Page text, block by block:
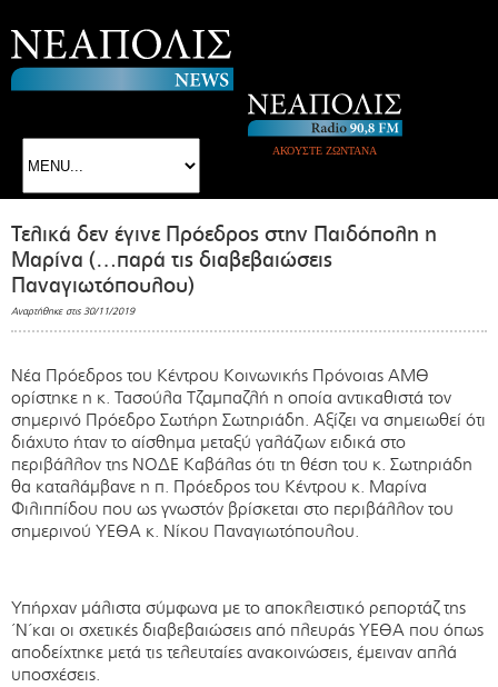
ΑΚΟΥΣΤΕ ΖΩΝΤΑΝΑ
Τελικά δεν έγινε Πρόεδρος στην Παιδόπολη η
Μαρίνα (…παρά τις διαβεβαιώσεις
Παναγιωτόπουλου)
Αναρτήθηκε στις 30/11/2019
Νέα Πρόεδρος του Κέντρου Κοινωνικής Πρόνοιας ΑΜΘ
ορίστηκε η κ. Τασούλα Τζαμπαζλή η οποία αντικαθιστά τον
σημερινό Πρόεδρο Σωτήρη Σωτηριάδη. Αξίζει να σημειωθεί ότι
διάχυτο ήταν το αίσθημα μεταξύ γαλάζιων ειδικά στο
περιβάλλον της ΝΟΔΕ Καβάλας ότι τη θέση του κ. Σωτηριάδη
θα καταλάμβανε η π. Πρόεδρος του Κέντρου κ. Μαρίνα
Φιλιππίδου που ως γνωστόν βρίσκεται στο περιβάλλον του
σημερινού ΥΕΘΑ κ. Νίκου Παναγιωτόπουλου.
Υπήρχαν μάλιστα σύμφωνα με το αποκλειστικό ρεπορτάζ της
΄Ν΄και οι σχετικές διαβεβαιώσεις από πλευράς ΥΕΘΑ που όπως
αποδείχτηκε μετά τις τελευταίες ανακοινώσεις, έμειναν απλά
υποσχέσεις.